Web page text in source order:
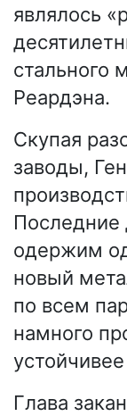
являлось
стального
Реардэна.
Скупая
заводы,
Последние
одержим
новый
по всем
намного
Глава